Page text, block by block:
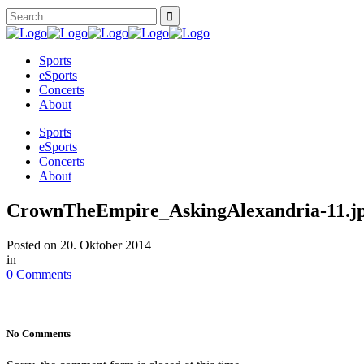
Sports
eSports
Concerts
About
Sports
eSports
Concerts
About
CrownTheEmpire_AskingAlexandria-
Posted on 20. Oktober 2014
in
0 Comments
No Comments